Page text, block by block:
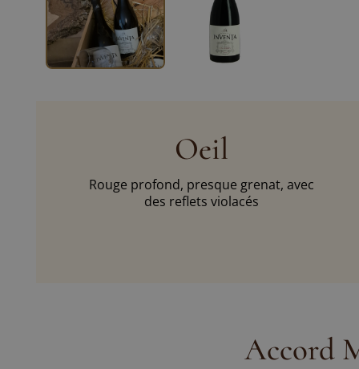
Oeil
Rouge profond, presque grenat, avec
des reflets violacés
Accord